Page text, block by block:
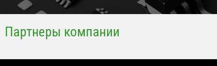
Партнеры компании